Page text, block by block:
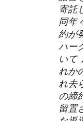
寄託
同年
約が
ハー
いて
れか
れ去
の締
留置